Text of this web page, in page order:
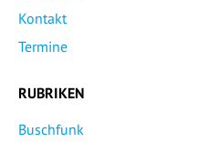
Kontakt
Termine
RUBRIKEN
Buschfunk